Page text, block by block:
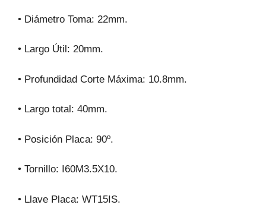
• Diámetro Toma: 22mm.
• Largo Útil: 20mm.
• Profundidad Corte Máxima: 10.8mm.
• Largo total: 40mm.
• Posición Placa: 90º.
• Tornillo: I60M3.5X10.
• Llave Placa: WT15IS.